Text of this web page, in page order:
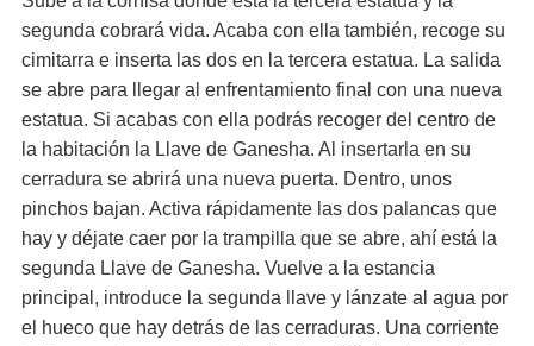
segunda cobrará vida. Acaba con ella también, recoge su
cimitarra e inserta las dos en la tercera estatua. La salida
se abre para llegar al enfrentamiento final con una nueva
estatua. Si acabas con ella podrás recoger del centro de
la habitación la Llave de Ganesha. Al insertarla en su
cerradura se abrirá una nueva puerta. Dentro, unos
pinchos bajan. Activa rápidamente las dos palancas que
hay y déjate caer por la trampilla que se abre, ahí está la
segunda Llave de Ganesha. Vuelve a la estancia
principal, introduce la segunda llave y lánzate al agua por
el hueco que hay detrás de las cerraduras. Una corriente